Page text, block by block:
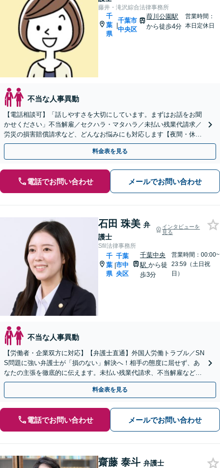
藤井・滝沢綜合法律事務所
千
葉
県
|
千葉市
中央区
葭川公園駅
から徒歩4分
営業時間：
本日定休日
不当な人事異動
【電話相談可】「話しやすさを大切にしています。まずはお話をお聞
かせください」不当解雇／セクハラ・マタハラ／未払い残業代請求／
労災の損害賠償請求など、どんなお悩みにも対応します【夜間・休日
面談可】【葭川公園駅5分】
料金表を見る
電話でお問い合わせ メールでお問い合わせ
石田 珠美 弁
護士
インタビューを
見る
Sfil法律事務所
千
葉
県
|
千葉
市中
央区
千葉中央
駅から徒
歩3分
営業時間：00:00~
23:59（土日祝
日）
不当な人事異動
【労働者・企業双方に対応】【弁護士直通】外国人労働トラブル／SN
S問題に強い弁護士が「損のない」解決へ！相手の態度に屈せず、あ
なたの主張を徹底的に伝えます。未払い残業代請求、不当解雇など
【24時間受付】【WEB面談可】【法テラス可】
料金表を見る
電話でお問い合わせ メールでお問い合わせ
齋藤 泰斗 弁護士